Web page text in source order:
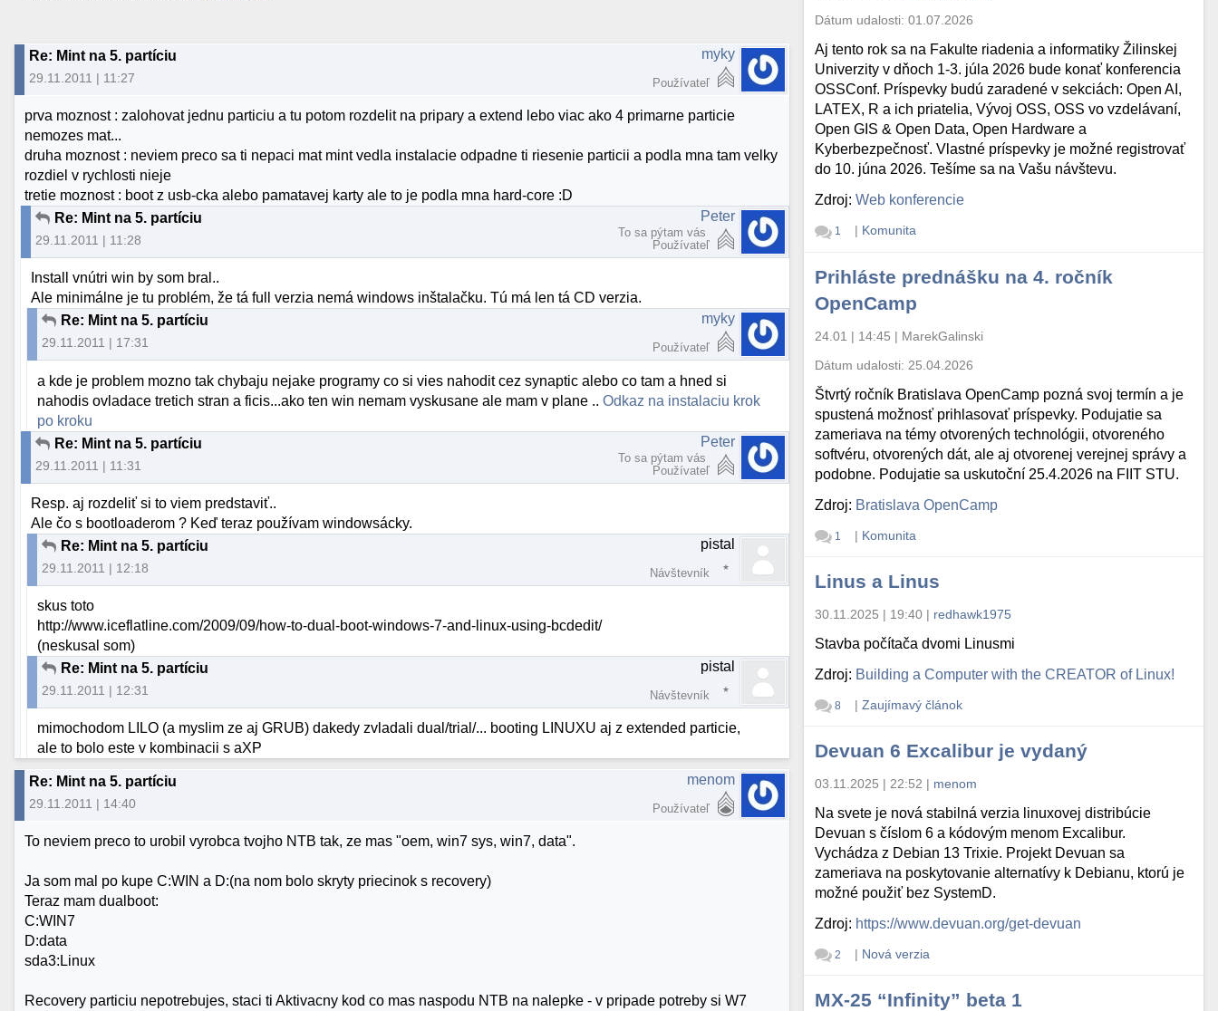
Re: Mint na 5. partíciu
29.11.2011 | 11:27
myky
Používateľ
prva moznost : zalohovat jednu particiu a tu potom rozdelit na pripary a extend lebo viac ako 4 primarne particie
nemozes mat...
druha moznost : neviem preco sa ti nepaci mat mint vedla instalacie odpadne ti riesenie particii a podla mna tam velky
rozdiel v rychlosti nieje
tretie moznost : boot z usb-cka alebo pamatavej karty ale to je podla mna hard-core :D
Re: Mint na 5. partíciu
29.11.2011 | 11:28
Peter
To sa pýtam vás
Používateľ
Install vnútri win by som bral..
Ale minimálne je tu problém, že tá full verzia nemá windows inštalačku. Tú má len tá CD verzia.
Re: Mint na 5. partíciu
29.11.2011 | 17:31
myky
Používateľ
a kde je problem mozno tak chybaju nejake programy co si vies nahodit cez synaptic alebo co tam a hned si
nahodis ovladace tretich stran a ficis...ako ten win nemam vyskusane ale mam v plane ..Odkaz na instalaciu krok
po kroku
Re: Mint na 5. partíciu
29.11.2011 | 11:31
Peter
To sa pýtam vás
Používateľ
Resp. aj rozdeliť si to viem predstaviť..
Ale čo s bootloaderom ? Keď teraz používam windowsácky.
Re: Mint na 5. partíciu
29.11.2011 | 12:18
pistal
Návštevník
skus toto
http://www.iceflatline.com/2009/09/how-to-dual-boot-windows-7-and-linux-using-bcdedit/
(neskusal som)
Re: Mint na 5. partíciu
29.11.2011 | 12:31
pistal
Návštevník
mimochodom LILO (a myslim ze aj GRUB) dakedy zvladali dual/trial/... booting LINUXU aj z extended particie,
ale to bolo este v kombinacii s aXP
Re: Mint na 5. partíciu
29.11.2011 | 14:40
menom
Používateľ
To neviem preco to urobil vyrobca tvojho NTB tak, ze mas "oem, win7 sys, win7, data".
Ja som mal po kupe C:WIN a D:(na nom bolo skryty priecinok s recovery)
Teraz mam dualboot:
C:WIN7
D:data
sda3:Linux
Recovery particiu nepotrebujes, staci ti Aktivacny kod co mas naspodu NTB na nalepke - v pripade potreby si W7
Dátum udalosti:01.07.2026
Aj tento rok sa na Fakulte riadenia a informatiky Žilinskej
Univerzity v dňoch 1-3. júla 2026 bude konať konferencia
OSSConf. Príspevky budú zaradené v sekciách: Open AI,
LATEX, R a ich priatelia, Vývoj OSS, OSS vo vzdelávaní,
Open GIS & Open Data, Open Hardware a
Kyberbezpečnosť. Vlastné príspevky je možné registrovať
do 10. júna 2026. Tešíme sa na Vašu návštevu.
Zdroj:Web konferencie
1 | Komunita
Prihláste prednášku na 4. ročník
OpenCamp
24.01 | 14:45 | MarekGalinski
Dátum udalosti: 25.04.2026
Štvrtý ročník Bratislava OpenCamp pozná svoj termín a je
spustená možnosť prihlasovať príspevky. Podujatie sa
zameriava na témy otvorených technológii, otvoreného
softvéru, otvorených dát, ale aj otvorenej verejnej správy a
podobne. Podujatie sa uskutoční 25.4.2026 na FIIT STU.
Zdroj: Bratislava OpenCamp
1 | Komunita
Linus a Linus
30.11.2025 | 19:40 | redhawk1975
Stavba počítača dvomi Linusmi
Zdroj: Building a Computer with the CREATOR of Linux!
8 | Zaujímavý článok
Devuan 6 Excalibur je vydaný
03.11.2025 | 22:52 | menom
Na svete je nová stabilná verzia linuxovej distribúcie
Devuan s číslom 6 a kódovým menom Excalibur.
Vychádza z Debian 13 Trixie. Projekt Devuan sa
zameriava na poskytovanie alternatívy k Debianu, ktorú je
možné použiť bez SystemD.
Zdroj: https://www.devuan.org/get-devuan
2 | Nová verzia
MX-25 “Infinity” beta 1